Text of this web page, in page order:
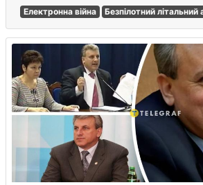
Електронна війна Безпілотний літальний